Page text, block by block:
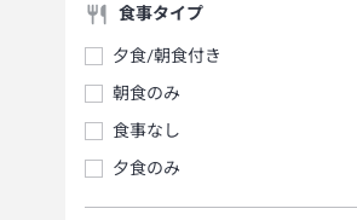
食事タイプ
夕食/朝食付き
朝食のみ
食事なし
夕食のみ